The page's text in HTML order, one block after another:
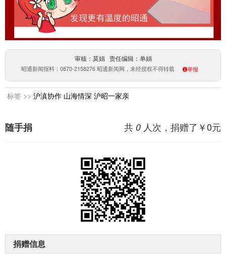
审核：莫娟 责任编辑：单娟
昭通新闻报料：0870-2158276 昭通新闻网，未经授权不得转载 举报
标签 >> 沪滇协作 山海情深 沪昭一家亲
共 0 人次，捐赠了￥0元
随手捐
捐赠信息